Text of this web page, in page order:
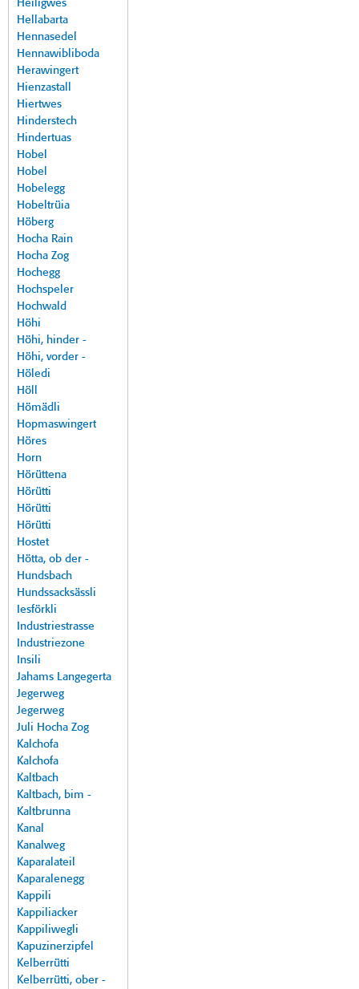
Heiligwes
Hellabarta
Hennasedel
Hennawibliboda
Herawingert
Hienzastall
Hiertwes
Hinderstech
Hindertuas
Hobel
Hobel
Hobelegg
Hobeltrüia
Höberg
Hocha Rain
Hocha Zog
Hochegg
Hochspeler
Hochwald
Höhi
Höhi, hinder -
Höhi, vorder -
Höledi
Höll
Hömädli
Hopmaswingert
Höres
Horn
Hörüttena
Hörütti
Hörütti
Hörütti
Hostet
Hötta, ob der -
Hundsbach
Hundssacksässli
Iesförkli
Industriestrasse
Industriezone
Insili
Jahams Langegerta
Jegerweg
Jegerweg
Juli Hocha Zog
Kalchofa
Kalchofa
Kaltbach
Kaltbach, bim -
Kaltbrunna
Kanal
Kanalweg
Kaparalateil
Kaparalenegg
Kappili
Kappiliacker
Kappiliwegli
Kapuzinerzipfel
Kelberrütti
Kelberrütti, ober -